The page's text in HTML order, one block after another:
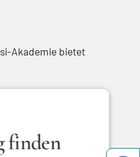
Akademie bietet
finden